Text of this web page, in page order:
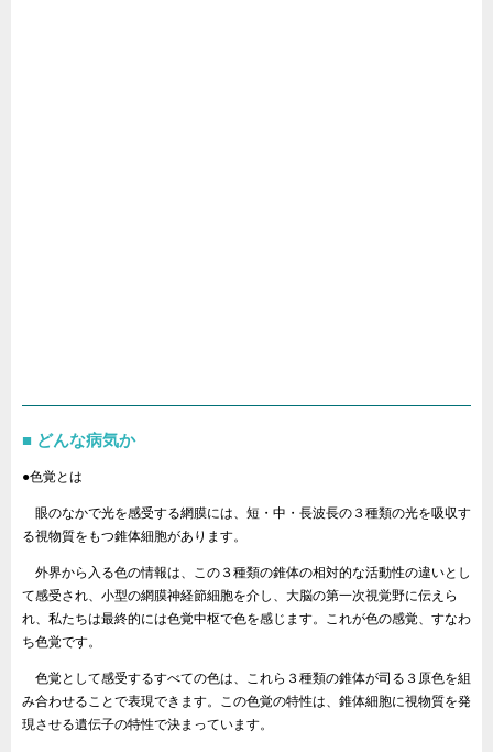
どんな病気か
●色覚とは
眼のなかで光を感受する網膜には、短・中・長波長の３種類の光を吸収す
る視物質をもつ錐体細胞があります。
外界から入る色の情報は、この３種類の錐体の相対的な活動性の違いとし
て感受され、小型の網膜神経節細胞を介し、大脳の第一次視覚野に伝えら
れ、私たちは最終的には色覚中枢で色を感じます。これが色の感覚、すなわ
ち色覚です。
色覚として感受するすべての色は、これら３種類の錐体が司る３原色を組
み合わせることで表現できます。この色覚の特性は、錐体細胞に視物質を発
現させる遺伝子の特性で決まっています。